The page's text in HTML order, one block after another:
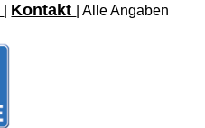
Kontakt
| Alle Angaben